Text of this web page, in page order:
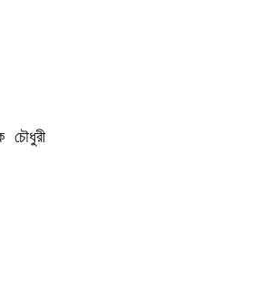
চৌধুরী